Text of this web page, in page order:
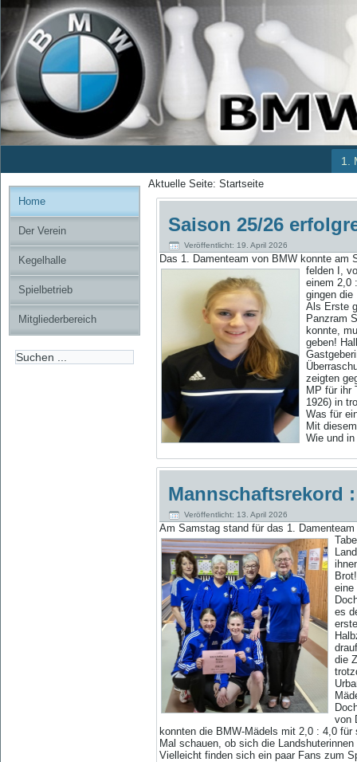
1.
Home
Der Verein
Kegelhalle
Spielbetrieb
Mitgliederbereich
Aktuelle Seite: Startseite
Saison 25/26
Veröffentlicht: 19. April 2026
Das 1. Damenteam von BMW konnte am
felden I,
einem 2,0
gingen die
Als Erste
Panzram
konnte,
geben!
zeigten
MP für ihr
1926) in
Was für
Mit
Wie und
Mannschaftsrekord
Veröffentlicht: 13. April 2026
Am Samstag stand für das 1.
eine
es
die
von
konnten die BMW-Mädels mit 2,0 : 4,0
Mal schauen, ob sich die
Vielleicht finden sich ein paar Fans zum